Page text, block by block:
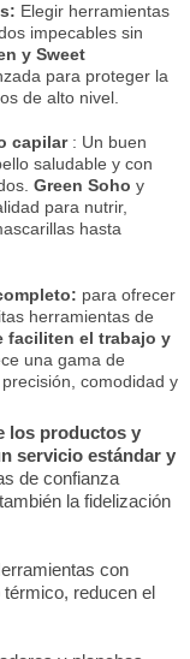
Elegir herramientas
impecables sin
y Sweet
para proteger la
de alto nivel.
capilar: Un buen
saludable y con
Green Soho y
para nutrir,
hasta
para ofrecer
herramientas de
faciliten el trabajo y
una gama de
comodidad y
los productos y
servicio estándar y
de confianza
la fidelización
con
reducen el